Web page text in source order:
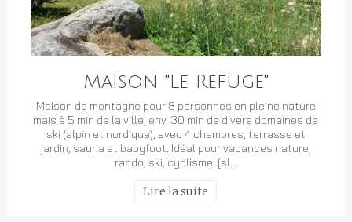
Maison "Le Refuge"
Maison de montagne pour 8 personnes en pleine nature
mais à 5 min de la ville, env. 30 min de divers domaines de
ski (alpin et nordique), avec 4 chambres, terrasse et
jardin, sauna et babyfoot. Idéal pour vacances nature,
rando, ski, cyclisme. [sl…
Lire la suite